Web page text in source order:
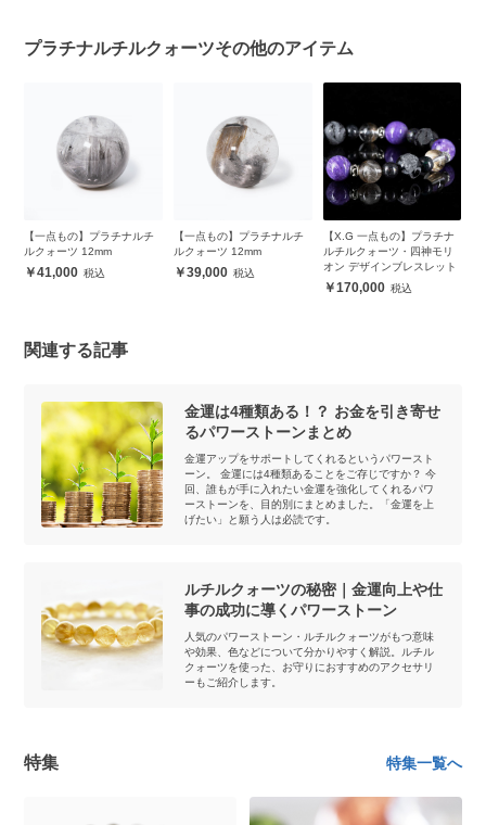
プラチナルチルクォーツその他のアイテム
【一点もの】プラチナルチ
ルクォーツ 12mm
41,000
【一点もの】プラチナルチ
ルクォーツ 12mm
39,000
【X.G 一点もの】プラチナ
ルチルクォーツ・四神モリ
オン デザインブレスレット
170,000
関連する記事
金運は4種類ある！？ お金を引き寄せ
るパワーストーンまとめ
金運アップをサポートしてくれるというパワースト
ーン。 金運には4種類あることをご存じですか？ 今
回、誰もが手に入れたい金運を強化してくれるパワ
ーストーンを、目的別にまとめました。「金運を上
げたい」と願う人は必読です。
ルチルクォーツの秘密｜金運向上や仕
事の成功に導くパワーストーン
人気のパワーストーン・ルチルクォーツがもつ意味
や効果、色などについて分かりやすく解説。ルチル
クォーツを使った、お守りにおすすめのアクセサリ
ーもご紹介します。
特集 特集一覧へ